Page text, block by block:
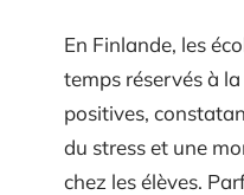
En Finlande, les
temps réservés à
positives,
du stress et une
chez les élèves.